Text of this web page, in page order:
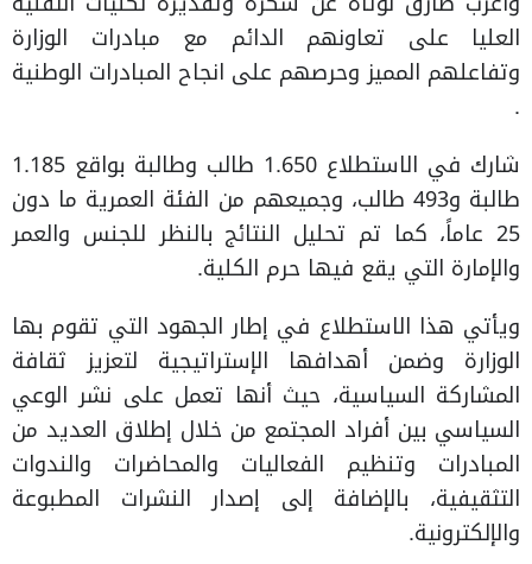
العليا على تعاونهم الدائم مع مبادرات الوزارة
وتفاعلهم المميز وحرصهم على انجاح المبادرات الوطنية
.
شارك في الاستطلاع 1.650 طالب وطالبة بواقع 1.185
طالبة و493 طالب، وجميعهم من الفئة العمرية ما دون
25 عاماً، كما تم تحليل النتائج بالنظر للجنس والعمر
والإمارة التي يقع فيها حرم الكلية.
ويأتي هذا الاستطلاع في إطار الجهود التي تقوم بها
الوزارة وضمن أهدافها الإستراتيجية لتعزيز ثقافة
المشاركة السياسية، حيث أنها تعمل على نشر الوعي
السياسي بين أفراد المجتمع من خلال إطلاق العديد من
المبادرات وتنظيم الفعاليات والمحاضرات والندوات
التثقيفية، بالإضافة إلى إصدار النشرات المطبوعة
والإلكترونية.